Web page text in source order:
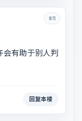
#5
有助于别人判
回复本楼